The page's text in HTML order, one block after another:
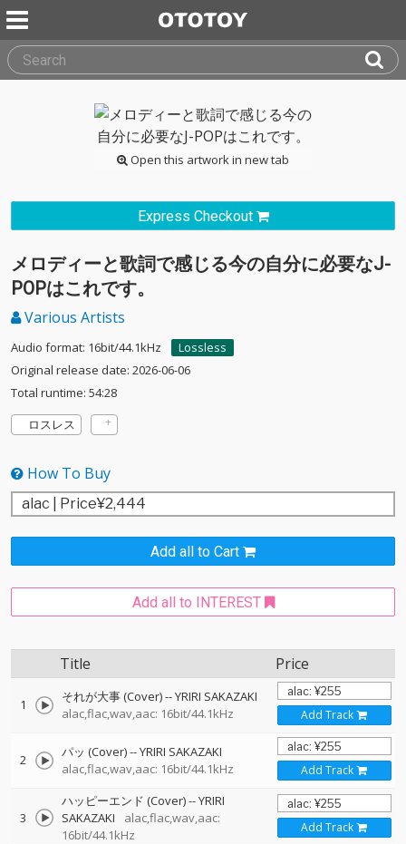
Open this artwork in new tab
Express Checkout
メロディーと歌詞で感じる今の自分に必要なJ-
POPはこれです。
Various Artists
Audio format: 16bit/44.1kHz
Lossless
Original release date: 2026-06-06
Total runtime: 54:28
ロスレス
How To Buy
Add all to Cart
Add all to INTEREST
Title Price
1 それが大事 (Cover)--YRIRI SAKAZAKI
alac,flac,wav,aac: 16bit/44.1kHz
Add Track
2 パッ (Cover)--YRIRI SAKAZAKI
alac,flac,wav,aac: 16bit/44.1kHz
Add Track
3
ハッピーエンド (Cover)--YRIRI
SAKAZAKI
alac,flac,wav,aac:
16bit/44.1kHz
Add Track